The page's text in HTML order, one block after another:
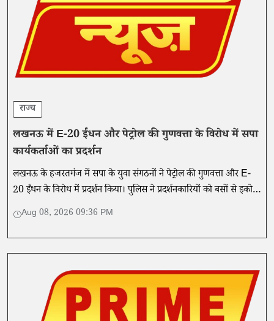
राज्य
लखनऊ में E-20 ईंधन और पेट्रोल की गुणवत्ता के विरोध में सपा
कार्यकर्ताओं का प्रदर्शन
लखनऊ के हजरतगंज में सपा के युवा संगठनों ने पेट्रोल की गुणवत्ता और E-
20 ईंधन के विरोध में प्रदर्शन किया। पुलिस ने प्रदर्शनकारियों को बसों से इको
गार्डन पहुंचाया।
Aug 08, 2026 09:36 PM